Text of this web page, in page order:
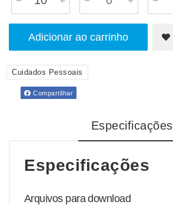
Adicionar ao carrinho
Cuidados Pessoais
Compartilhar
Especificações
Especificações
Arquivos para download